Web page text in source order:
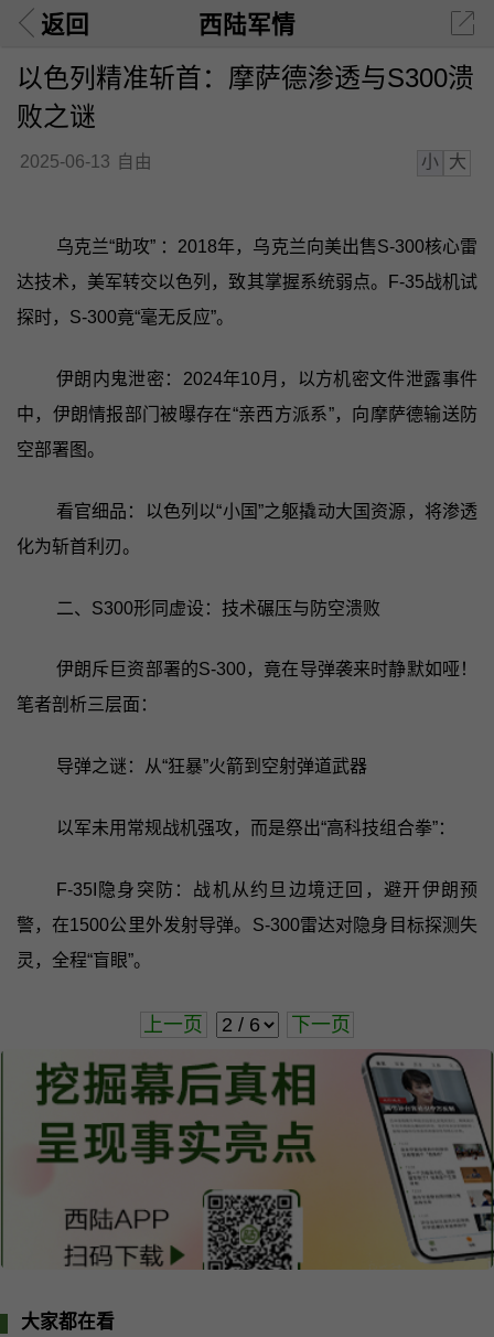
返回 西陆军情
以色列精准斩首：摩萨德渗透与S300溃
败之谜
2025-06-13 自由 小 大
乌克兰“助攻” ：2018年，乌克兰向美出售S-300核心雷
达技术，美军转交以色列，致其掌握系统弱点。F-35战机试
探时，S-300竟“毫无反应”。
伊朗内鬼泄密：2024年10月，以方机密文件泄露事件
中，伊朗情报部门被曝存在“亲西方派系”，向摩萨德输送防
空部署图。
看官细品：以色列以“小国”之躯撬动大国资源，将渗透
化为斩首利刃。
二、S300形同虚设：技术碾压与防空溃败
伊朗斥巨资部署的S-300，竟在导弹袭来时静默如哑！
笔者剖析三层面：
导弹之谜：从“狂暴”火箭到空射弹道武器
以军未用常规战机强攻，而是祭出“高科技组合拳”：
F-35I隐身突防：战机从约旦边境迂回，避开伊朗预
警，在1500公里外发射导弹。S-300雷达对隐身目标探测失
灵，全程“盲眼”。
上一页 下一页
大家都在看